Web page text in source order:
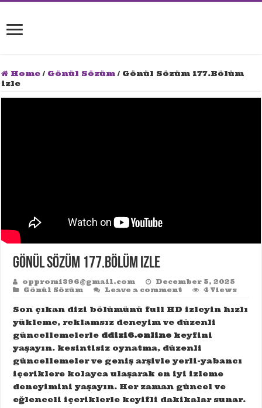
Home/ Gönül Sözüm/ Gönül Sözüm 177.Bölüm
izle
Gönül Sözüm 177.Bölüm izle
oppromi396@gmail.com
December 5, 2025
Gönül Sözüm
Leave a comment 4 Views
Son çıkan dizi bölümünü full HD izleyin hızlı
yükleme, reklamsız deneyim ve düzenli
güncellemelerle ddizi6.online keyfini
yaşayın. kesintisiz oynatma, düzenli
güncellemeler ve geniş arşivle yerli-yabancı
içeriklere kolayca ulaşarak en iyi izleme
deneyimini yaşayın. Her zaman güncel ve
eğlenceli içeriklerle keyifli dakikalar sunar.